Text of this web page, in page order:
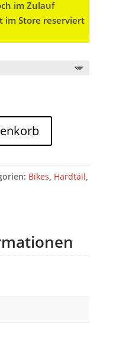
im Zulauf
im Store reserviert
Bikes, Hardtail,